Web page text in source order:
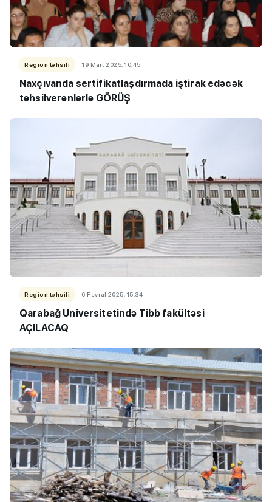
Region təhsili 19 Mart 2025, 10:45
Naxçıvanda sertifikatlaşdırmada iştirak edəcək
təhsilverənlərlə GÖRÜŞ
Region təhsili 6 Fevral 2025, 15:34
Qarabağ Universitetində Tibb fakültəsi
AÇILACAQ